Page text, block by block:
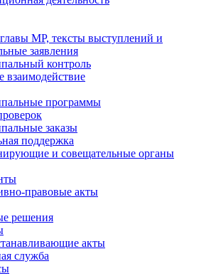
МР, тексты выступлений и
заявления
контроль
взаимодействие
программы
заказы
поддержка
и совещательные органы
правовые акты
решения
акты
служба